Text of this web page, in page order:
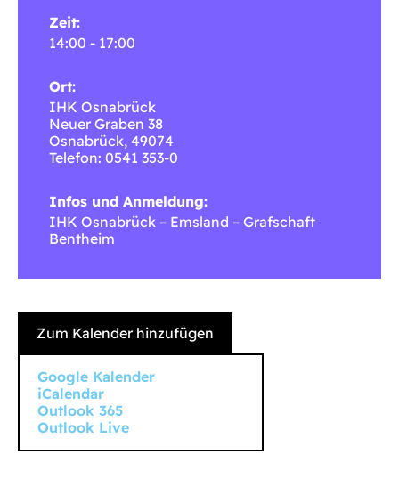
Zeit:
14:00 - 17:00
Ort:
IHK Osnabrück
Neuer Graben 38
Osnabrück, 49074
Telefon: 0541 353-0
Infos und Anmeldung:
IHK Osnabrück – Emsland – Grafschaft
Bentheim
Zum Kalender hinzufügen
Google Kalender
iCalendar
Outlook 365
Outlook Live